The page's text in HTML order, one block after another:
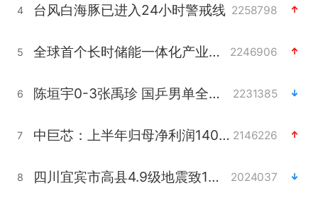
4 台风白海豚已进入24小时警戒线 2258798
5 全球首个长时储能一体化产业园量产 2246906
6 陈垣宇0-3张禹珍 国乒男单全军覆没 2231385
7 中巨芯：上半年归母净利润1405.77万元 2146226
8 四川宜宾市高县4.9级地震致1人死亡 2024037